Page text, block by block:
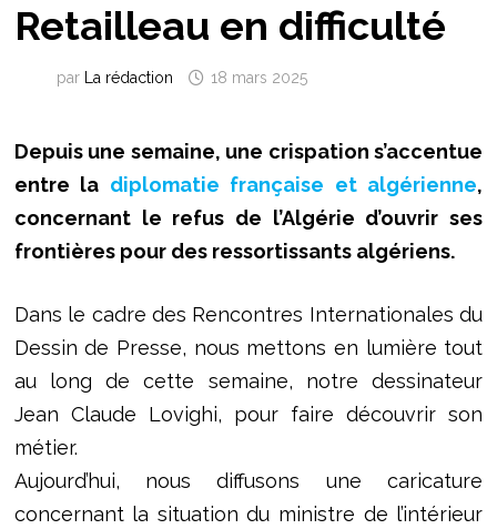
Retailleau en difficulté
par La rédaction 18 mars 2025
Depuis une semaine, une crispation s’accentue
entre la diplomatie française et algérienne,
concernant le refus de l’Algérie d’ouvrir ses
frontières pour des ressortissants algériens.
Dans le cadre des Rencontres Internationales du
Dessin de Presse, nous mettons en lumière tout
au long de cette semaine, notre dessinateur
Jean Claude Lovighi, pour faire découvrir son
métier.
Aujourd’hui, nous diffusons une caricature
concernant la situation du ministre de l’intérieur